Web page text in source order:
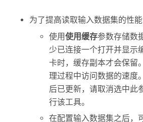
为了提高读取输入数据集的性
使用使用缓存参数存储数
少已连接一个打开并显示
卡时，缓存副本才会保留
理过程中访问数据的速度
后已更新，请取消选中此
行该工具。
在配置输入数据集之后，